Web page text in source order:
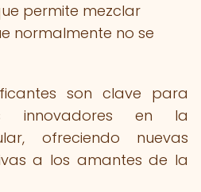
permite mezclar
normalmente no se
son clave para
innovadores en la
ofreciendo nuevas
a los amantes de la